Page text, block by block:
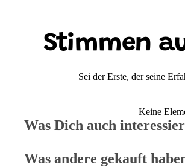
Stimmen
Sei der Erste, der seine
Keine
Was Dich auch
Was andere gekauft